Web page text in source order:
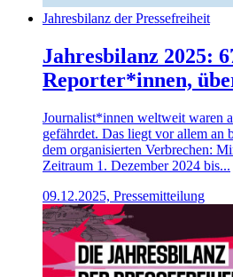
Jahresbilanz der Pressefreiheit
Jahresbilanz 2025:
Reporter*innen,
Journalist*innen weltweit waren
gefährdet. Das liegt vor allem
dem organisierten Verbrechen:
Zeitraum 1. Dezember 2024 bis...
09.12.2025, Pressemitteilung